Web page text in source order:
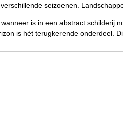
seizoenen.
wanneer is in een abstract schilderij
is hét terugkerende onderdeel.